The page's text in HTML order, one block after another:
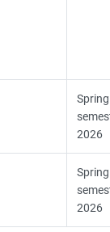
Spring
2026
Spring
2026